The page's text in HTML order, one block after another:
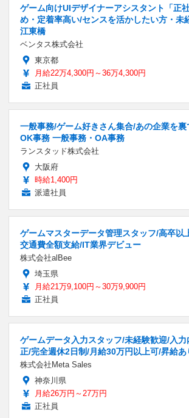
ゲーム向けUIデザイナーアシスタント「正
め・定着率高い/センスを活かしたい方・未
江東橋
ベンタス株式会社
東京都
月給22万4,300円～36万4,300円
正社員
一般事務/ゲーム好きさん集合/あの企業を
OK事務 一般事務・OA事務
ランスタッド株式会社
大阪府
時給1,400円
派遣社員
ゲームマスターデータ管理スタッフ/高卒以
交通費全額支給/IT業界デビュー
株式会社alBee
埼玉県
月給21万9,100円～30万9,900円
正社員
ゲームデータ入力スタッフ/未経験歓迎/入
正/完全週休2日制/月給30万円以上可/昇給あ
株式会社Meta Sales
神奈川県
月給26万円～27万円
正社員